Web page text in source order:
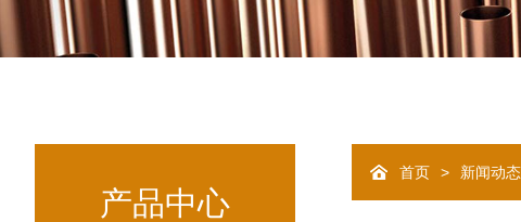
产品中心
首页 > 新闻动态